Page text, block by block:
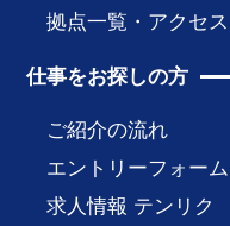
拠点一覧・アクセス
仕事をお探しの方
ご紹介の流れ
エントリーフォーム
求人情報 テンリク